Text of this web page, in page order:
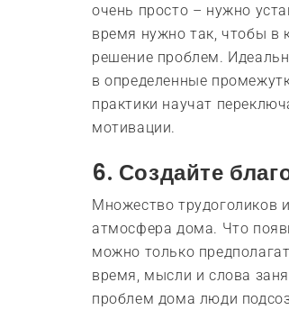
очень просто – нужно
время нужно так, чтобы в
решение проблем.
в определенные
практики научат
мотивации.
6. Создайте
Множество трудоголиков
атмосфера дома. Что
можно только
время, мысли и слова
проблем дома люди